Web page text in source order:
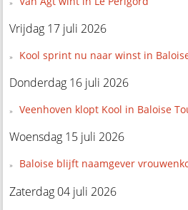
Vrijdag 17 juli 2026
Kool sprint nu naar winst in
Donderdag 16 juli 2026
Veenhoven klopt Kool in Baloise
Woensdag 15 juli 2026
Baloise blijft naamgever
Zaterdag 04 juli 2026